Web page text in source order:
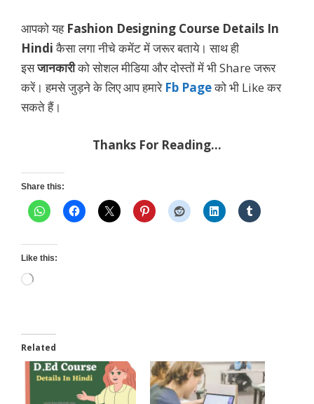
आपको यह Fashion Designing Course Details In
Hindiकैसा लगा नीचे कमेंट में जरूर बताये। साथ ही
इसजानकारीको सोशल मीडिया और दोस्तों में भी Share जरूर
करें। हमसे जुड़ने के लिए आप हमारे Fb Pageको भी Like कर
सकते हैं।
Thanks For Reading…
Share this:
Like this:
Loading…
Related